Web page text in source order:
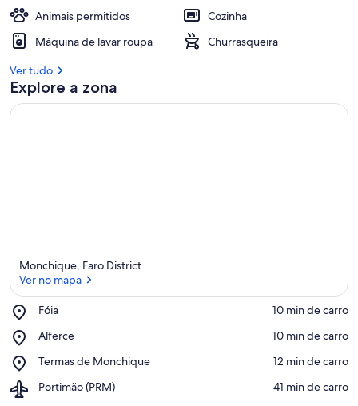
Animais permitidos
Cozinha
Máquina de lavar roupa
Churrasqueira
Ver tudo
Explore a zona
Monchique, Faro District
Ver no mapa
Fóia
Place,
‪10 min de carro‬
Alferce
Place,
‪10 min de carro‬
Termas de Monchique
Place,
de
‪12 min de carro‬
Portimão (PRM)
Airport,
‪41 min de carro‬